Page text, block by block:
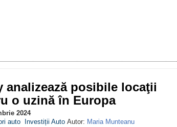
analizează posibile locaţii
o uzină în Europa
2024
auto
Investiții Auto Autor: Maria Munteanu